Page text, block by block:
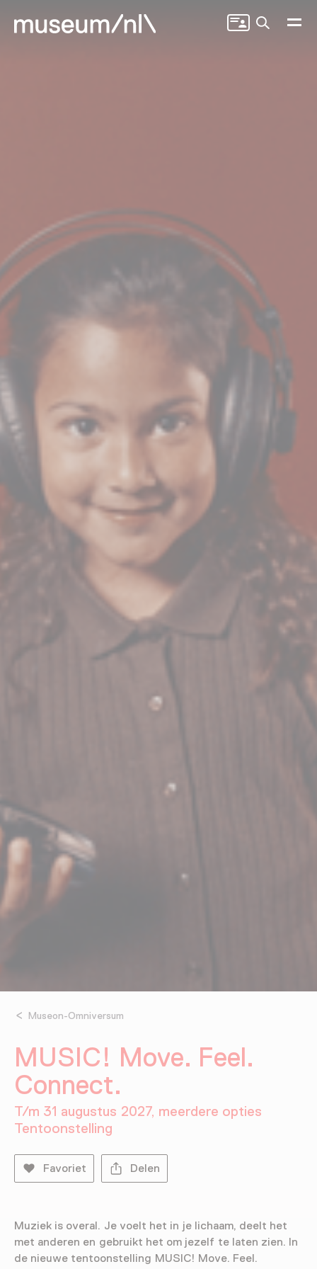
Zoeken
Museon-Omniversum
MUSIC! Move. Feel.
Connect.
T/m 31 augustus 2027, meerdere opties
Tentoonstelling
Favoriet Delen
Muziek is overal. Je voelt het in je lichaam, deelt het
met anderen en gebruikt het om jezelf te laten zien. In
de nieuwe tentoonstelling MUSIC! Move. Feel.